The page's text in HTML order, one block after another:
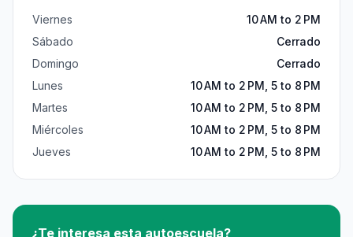
Viernes
10 AM to 2 PM
Sábado
Cerrado
Domingo
Cerrado
Lunes
10 AM to 2 PM, 5 to 8 PM
Martes
10 AM to 2 PM, 5 to 8 PM
Miércoles
10 AM to 2 PM, 5 to 8 PM
Jueves
10 AM to 2 PM, 5 to 8 PM
¿Te interesa esta autoescuela?